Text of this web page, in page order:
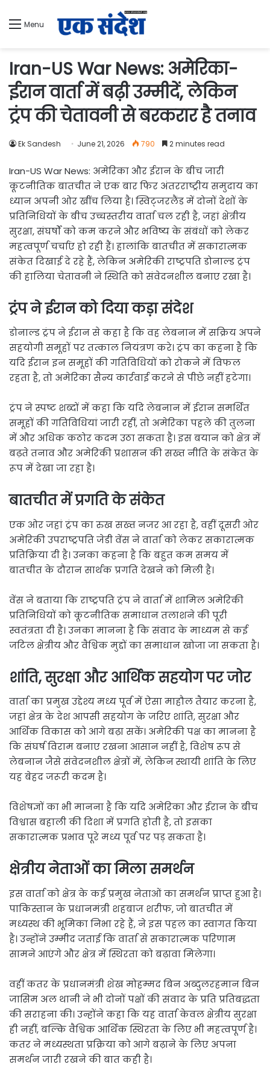
Menu
Iran-US War News: अमेरिका-
ईरान वार्ता में बढ़ी उम्मीदें, लेकिन
ट्रंप की चेतावनी से बरकरार है तनाव
Ek Sandesh June 21, 2026 790 2 minutes read
Iran-US War News: अमेरिका और ईरान के बीच जारी
कूटनीतिक बातचीत ने एक बार फिर अंतरराष्ट्रीय समुदाय का
ध्यान अपनी ओर खींच लिया है। स्विट्जरलैंड में दोनों देशों के
प्रतिनिधियों के बीच उच्चस्तरीय वार्ता चल रही है, जहां क्षेत्रीय
सुरक्षा, संघर्षों को कम करने और भविष्य के संबंधों को लेकर
महत्वपूर्ण चर्चाएं हो रही हैं। हालांकि बातचीत में सकारात्मक
संकेत दिखाई दे रहे हैं, लेकिन अमेरिकी राष्ट्रपति डोनाल्ड ट्रंप
की हालिया चेतावनी ने स्थिति को संवेदनशील बनाए रखा है।
ट्रंप ने ईरान को दिया कड़ा संदेश
डोनाल्ड ट्रंप ने ईरान से कहा है कि वह लेबनान में सक्रिय अपने
सहयोगी समूहों पर तत्काल नियंत्रण करे। ट्रंप का कहना है कि
यदि ईरान इन समूहों की गतिविधियों को रोकने में विफल
रहता है, तो अमेरिका सैन्य कार्रवाई करने से पीछे नहीं हटेगा।
ट्रंप ने स्पष्ट शब्दों में कहा कि यदि लेबनान में ईरान समर्थित
समूहों की गतिविधियां जारी रहीं, तो अमेरिका पहले की तुलना
में और अधिक कठोर कदम उठा सकता है। इस बयान को क्षेत्र में
बढ़ते तनाव और अमेरिकी प्रशासन की सख्त नीति के संकेत के
रूप में देखा जा रहा है।
बातचीत में प्रगति के संकेत
एक ओर जहां ट्रंप का रुख सख्त नजर आ रहा है, वहीं दूसरी ओर
अमेरिकी उपराष्ट्रपति जेडी वेंस ने वार्ता को लेकर सकारात्मक
प्रतिक्रिया दी है। उनका कहना है कि बहुत कम समय में
बातचीत के दौरान सार्थक प्रगति देखने को मिली है।
वेंस ने बताया कि राष्ट्रपति ट्रंप ने वार्ता में शामिल अमेरिकी
प्रतिनिधियों को कूटनीतिक समाधान तलाशने की पूरी
स्वतंत्रता दी है। उनका मानना है कि संवाद के माध्यम से कई
जटिल क्षेत्रीय और वैश्विक मुद्दों का समाधान खोजा जा सकता है।
शांति, सुरक्षा और आर्थिक सहयोग पर जोर
वार्ता का प्रमुख उद्देश्य मध्य पूर्व में ऐसा माहौल तैयार करना है,
जहां क्षेत्र के देश आपसी सहयोग के जरिए शांति, सुरक्षा और
आर्थिक विकास को आगे बढ़ा सकें। अमेरिकी पक्ष का मानना है
कि संघर्ष विराम बनाए रखना आसान नहीं है, विशेष रूप से
लेबनान जैसे संवेदनशील क्षेत्रों में, लेकिन स्थायी शांति के लिए
यह बेहद जरूरी कदम है।
विशेषज्ञों का भी मानना है कि यदि अमेरिका और ईरान के बीच
विश्वास बहाली की दिशा में प्रगति होती है, तो इसका
सकारात्मक प्रभाव पूरे मध्य पूर्व पर पड़ सकता है।
क्षेत्रीय नेताओं का मिला समर्थन
इस वार्ता को क्षेत्र के कई प्रमुख नेताओं का समर्थन प्राप्त हुआ है।
पाकिस्तान के प्रधानमंत्री शहबाज शरीफ, जो बातचीत में
मध्यस्थ की भूमिका निभा रहे हैं, ने इस पहल का स्वागत किया
है। उन्होंने उम्मीद जताई कि वार्ता से सकारात्मक परिणाम
सामने आएंगे और क्षेत्र में स्थिरता को बढ़ावा मिलेगा।
वहीं कतर के प्रधानमंत्री शेख मोहम्मद बिन अब्दुलरहमान बिन
जासिम अल थानी ने भी दोनों पक्षों की संवाद के प्रति प्रतिबद्धता
की सराहना की। उन्होंने कहा कि यह वार्ता केवल क्षेत्रीय सुरक्षा
ही नहीं, बल्कि वैश्विक आर्थिक स्थिरता के लिए भी महत्वपूर्ण है।
कतर ने मध्यस्थता प्रक्रिया को आगे बढ़ाने के लिए अपना
समर्थन जारी रखने की बात कही है।